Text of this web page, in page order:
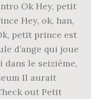
Ok Hey, petit
Hey, ok, han,
petit prince est
d’ange qui joue
le seizième,
Il aurait
out Petit